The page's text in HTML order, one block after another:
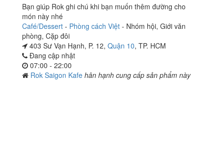
Bạn giúp Rok ghi chú khi bạn muốn thêm đường cho
món này nhé
Café/Dessert - Phòng cách Việt - Nhóm hội, Giới văn
phòng, Cặp đôi
403 Sư Vạn Hạnh, P. 12, Quận 10, TP. HCM
Đang cập nhật
07:00 - 22:00
Rok Saigon Kafe hân hạnh cung cấp sản phẩm này